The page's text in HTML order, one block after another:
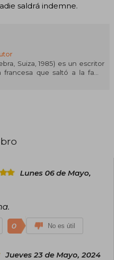
saldrá indemne.
Suiza, 1985) es un escritor
francesa que saltó a la fama
verdad sobre el caso Harry
Goncourt des Lycéens y el
por giros ingeniosos,
Lunes 06 de Mayo,
0 No es útil
Jueves 23 de Mayo, 2024